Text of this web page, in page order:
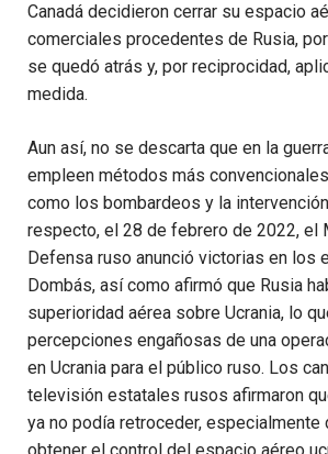
Canadá decidieron cerrar su espacio
comerciales procedentes de Rusia,
se quedó atrás y, por reciprocidad,
medida.
Aun así, no se descarta que en la
empleen métodos más
como los bombardeos y la intervención
respecto, el 28 de febrero de 2022, el
Defensa ruso anunció victorias en los
Dombás, así como afirmó que Rusia
superioridad aérea sobre Ucrania, lo
percepciones engañosas de una
en Ucrania para el público ruso. Los
televisión estatales rusos afirmaron
ya no podía retroceder, especialmente